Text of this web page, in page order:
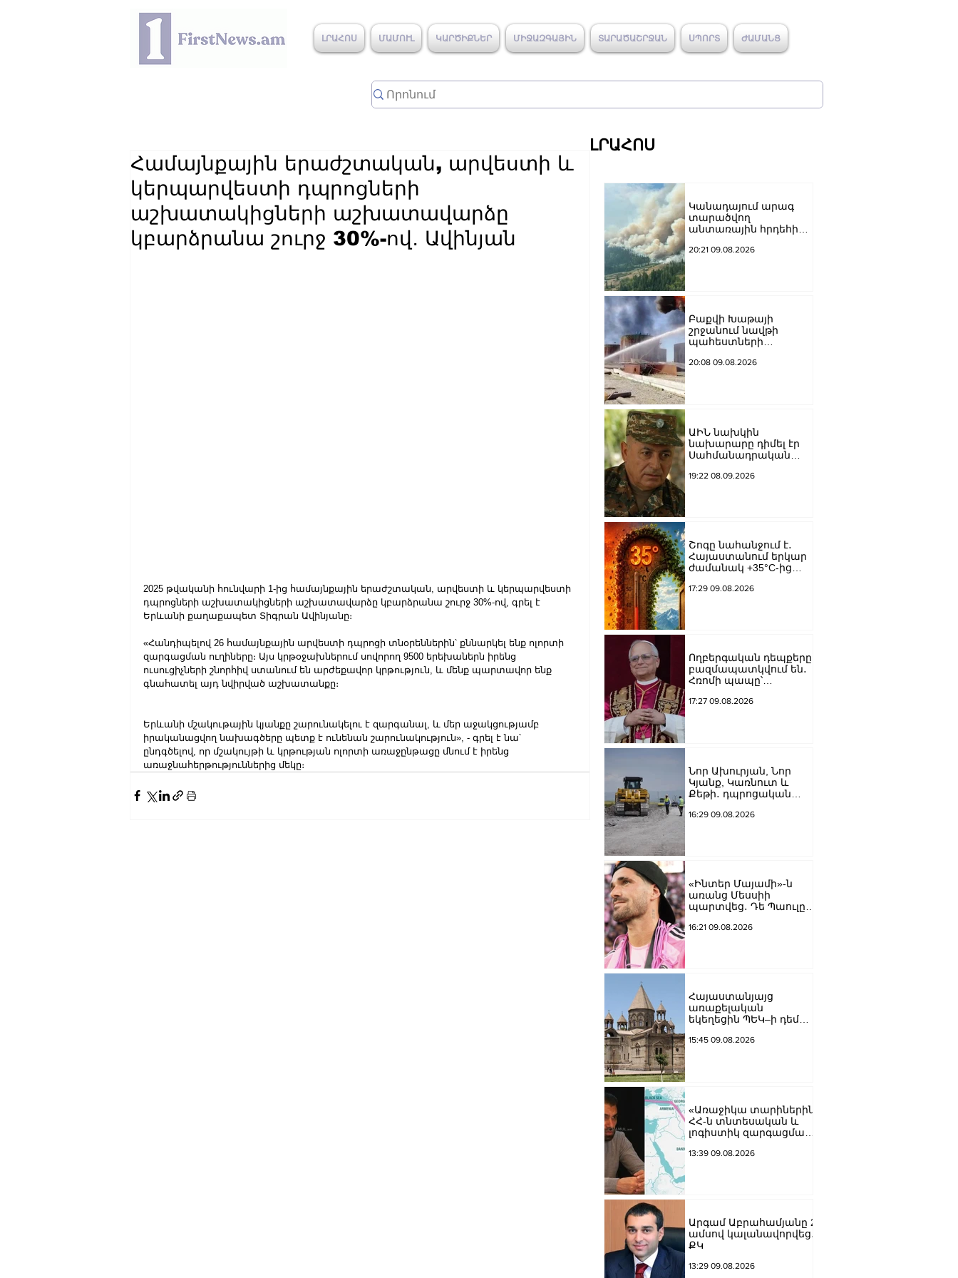
ԼՐԱՀՈՍ ՄԱՄՈՒԼ ԿԱՐԾԻՔՆԵՐ ՄԻՋԱԶԳԱՅԻՆ ՏԱՐԱԾԱՇՐՋԱՆ ՍՊՈՐՏ ԺԱՄԱՆՑ
Համայնքային երաժշտական, արվեստի և
կերպարվեստի դպրոցների
աշխատակիցների աշխատավարձը
կբարձրանա շուրջ 30%-ով․ Ավինյան
2025 թվականի հունվարի 1-ից համայնքային երաժշտական, արվեստի և կերպարվեստի
դպրոցների աշխատակիցների աշխատավարձը կբարձրանա շուրջ 30%-ով, գրել է
Երևանի քաղաքապետ Տիգրան Ավինյանը։
«Հանդիպելով 26 համայնքային արվեստի դպրոցի տնօրեններին՝ քննարկել ենք ոլորտի
զարգացման ուղիները։ Այս կրթօջախներում սովորող 9500 երեխաներն իրենց
ուսուցիչների շնորհիվ ստանում են արժեքավոր կրթություն, և մենք պարտավոր ենք
գնահատել այդ նվիրված աշխատանքը։
Երևանի մշակութային կյանքը շարունակելու է զարգանալ, և մեր աջակցությամբ
իրականացվող նախագծերը պետք է ունենան շարունակություն», - գրել է նա՝
ընդգծելով, որ մշակույթի և կրթության ոլորտի առաջընթացը մնում է իրենց
առաջնահերթություններից մեկը։
ԼՐԱՀՈՍ
Կանադայում արագ
տարածվող
անտառային հրդեհի
տարհանվել է գրեթե
20:21 09.08.2026
Բաքվի Խաթայի
շրջանում նավթի
պահեստների
հրդեհ է բռնկվել
20:08 09.08.2026
ԱԻՆ նախկին
նախարարը դիմել էր
Սահմանադրական
քննությունը մերժվել է
19:22 08.09.2026
Շոգը նահանջում է․
Հայաստանում երկար
ժամանակ +35°C-ից
չի՞ լինի
17:29 09.08.2026
Ողբերգական դեպքերը
բազմապատկվում են․
Հռոմի պապը՝
պատերազմի մասին
17:27 09.08.2026
Նոր Ախուրյան, Նոր
Կյանք, Կառնուտ և
Քեթի․ դպրոցական
համար՝ 314 մլն դրամ
16:29 09.08.2026
«Ինտեր Մայամի»-ն
առանց Մեսսիի
պարտվեց․ Դե Պաուլը
արգենտինացուն
16:21 09.08.2026
Հայաստանյայց
առաքելական
եկեղեցին ՊԵԿ–ի դեմ
15:45 09.08.2026
«Առաջիկա տարիներին
ՀՀ-ն տնտեսական և
լոգիստիկ զարգացման
կարողանա լուծել երկու
13:39 09.08.2026
Արգամ Աբրահամյանը 2
ամսով կալանավորվեց․
ՔԿ
13:29 09.08.2026